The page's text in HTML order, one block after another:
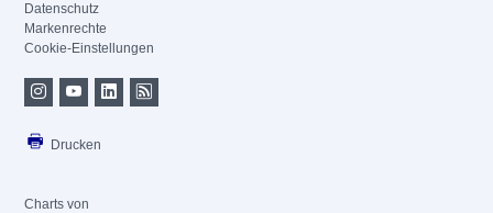
Datenschutz
Markenrechte
Cookie-Einstellungen
Drucken
Charts von